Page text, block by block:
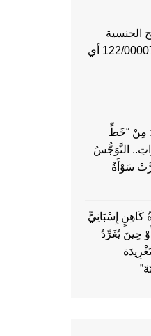
الجنسية
الإسبانية بمقتضى مقترح القانون 122/000072 أي
مِنْ “خَطِّ
التَّوَجُّسُ
سَوْأَةُ
كَاهِنٍ إِسْبَانِيٍّ
حِينَ يُغَرِّدُ